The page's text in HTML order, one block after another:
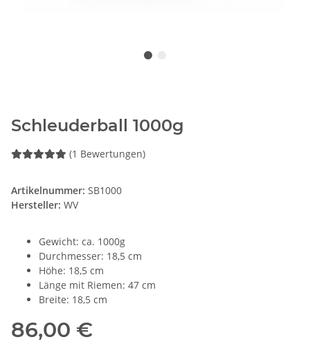
Schleuderball 1000g
(1 Bewertungen)
Artikelnummer: SB1000
Hersteller: WV
Gewicht: ca. 1000g
Durchmesser: 18,5 cm
Höhe: 18,5 cm
Länge mit Riemen: 47 cm
Breite: 18,5 cm
86,00 €